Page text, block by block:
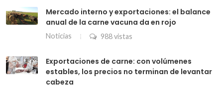
Mercado interno y exportaciones: el balance
anual de la carne vacuna da en rojo
Noticias 988 vistas
Exportaciones de carne: con volúmenes
estables, los precios no terminan de levantar
cabeza